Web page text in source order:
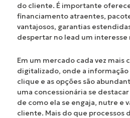
do cliente. É importante
financiamento atraentes,
vantajosos, garantias
despertar no lead um interesse
Em um mercado cada vez mais
digitalizado, onde a informação
clique e as opções são
uma concessionária se
de como ela se engaja, nutre e
cliente. Mais do que processos